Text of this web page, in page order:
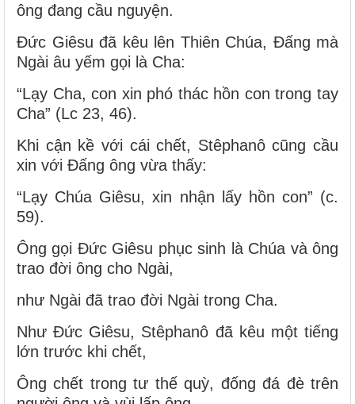
ông đang cầu nguyện.
Đức Giêsu đã kêu lên Thiên Chúa, Đấng mà
Ngài âu yếm gọi là Cha:
“Lạy Cha, con xin phó thác hồn con trong tay
Cha” (Lc 23, 46).
Khi cận kề với cái chết, Stêphanô cũng cầu
xin với Đấng ông vừa thấy:
“Lạy Chúa Giêsu, xin nhận lấy hồn con” (c.
59).
Ông gọi Đức Giêsu phục sinh là Chúa và ông
trao đời ông cho Ngài,
như Ngài đã trao đời Ngài trong Cha.
Như Đức Giêsu, Stêphanô đã kêu một tiếng
lớn trước khi chết,
Ông chết trong tư thế quỳ, đống đá đè trên